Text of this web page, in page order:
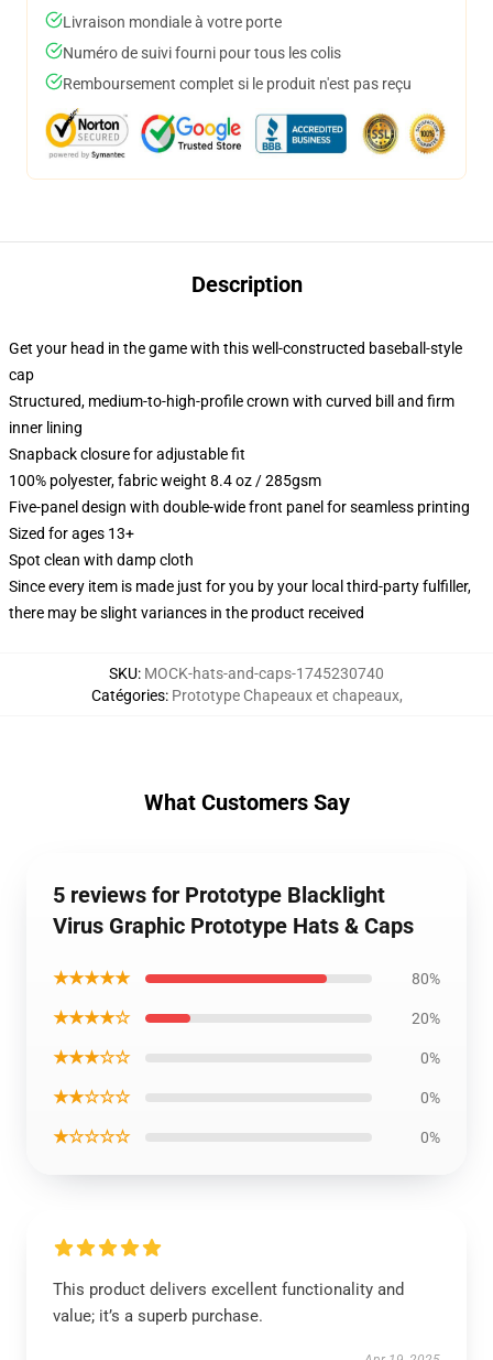
Livraison mondiale à votre porte
Numéro de suivi fourni pour tous les colis
Remboursement complet si le produit n'est pas reçu
Description
Get your head in the game with this well-constructed baseball-style
cap
Structured, medium-to-high-profile crown with curved bill and firm
inner lining
Snapback closure for adjustable fit
100% polyester, fabric weight 8.4 oz / 285gsm
Five-panel design with double-wide front panel for seamless printing
Sized for ages 13+
Spot clean with damp cloth
Since every item is made just for you by your local third-party fulfiller,
there may be slight variances in the product received
SKU: MOCK-hats-and-caps-1745230740
Catégories: Prototype Chapeaux et chapeaux,
What Customers Say
5 reviews for Prototype Blacklight
Virus Graphic Prototype Hats & Caps
★★★★★ 80%
★★★★☆ 20%
★★★☆☆ 0%
★★☆☆☆ 0%
★☆☆☆☆ 0%
This product delivers excellent functionality and
value; it’s a superb purchase.